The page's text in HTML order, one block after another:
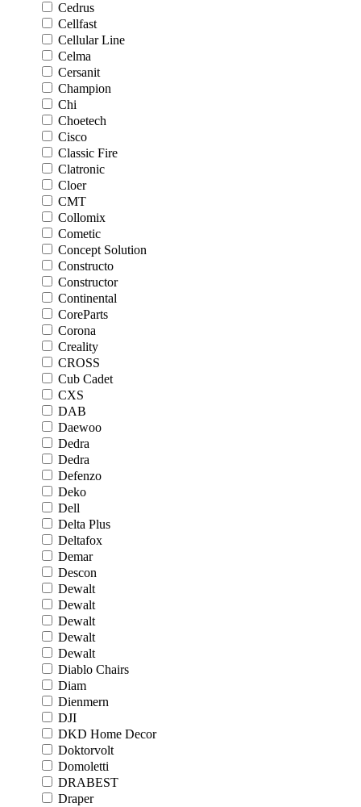
Cedrus
Cellfast
Cellular Line
Celma
Cersanit
Champion
Chi
Choetech
Cisco
Classic Fire
Clatronic
Cloer
CMT
Collomix
Cometic
Concept Solution
Constructo
Constructor
Continental
CoreParts
Corona
Creality
CROSS
Cub Cadet
CXS
DAB
Daewoo
Dedra
Dedra
Defenzo
Deko
Dell
Delta Plus
Deltafox
Demar
Descon
Dewalt
Dewalt
Dewalt
Dewalt
Dewalt
Diablo Chairs
Diam
Dienmern
DJI
DKD Home Decor
Doktorvolt
Domoletti
DRABEST
Draper